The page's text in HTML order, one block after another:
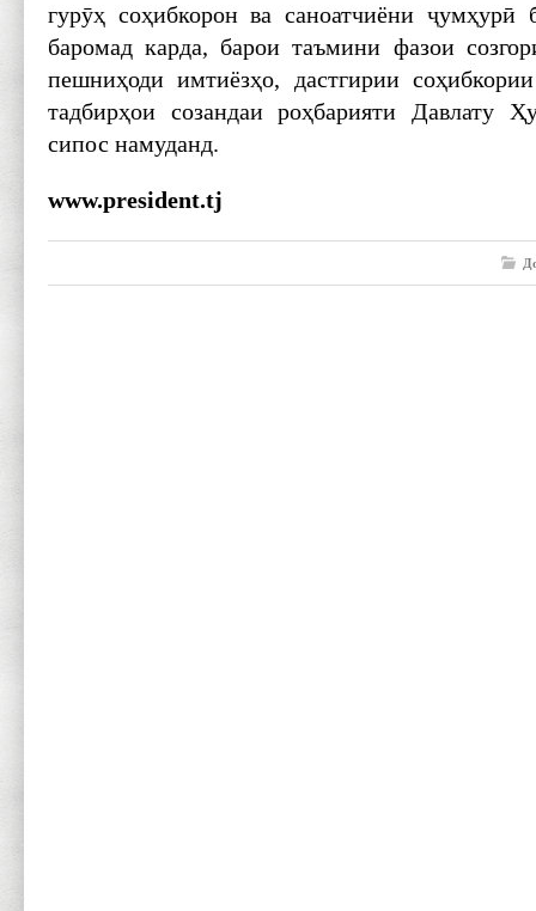
гурӯҳ соҳибкорон ва саноатчиёни ҷумҳурӣ
баромад карда, барои таъмини фазои
пешниҳоди имтиёзҳо, дастгирии
тадбирҳои созандаи роҳбарияти Давлату
сипос намуданд.
www.president.tj